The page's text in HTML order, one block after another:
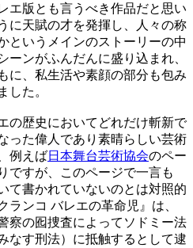
エ版とも言うべき作品だと思い
に天賦の才を発揮し、人々の称
というメインのストーリーの中
ーンがふんだんに盛り込まれ、
に、私生活や素顔の部分も包み
した。
の歴史においてどれだけ斬新で
った偉人であり素晴らしい芸術
例えば日本舞台芸術協会のペー
ですが、このページで一言も
て書かれていないのとは対照的
ランコ バレエの革命児』は、
察の囮捜査によってソドミー法
なす刑法）に抵触するとして逮